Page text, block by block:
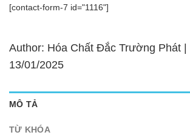
[contact-form-7 id="1116"]
Author: Hóa Chất Đắc Trường Phát |
13/01/2025
MÔ TẢ
TỪ KHÓA